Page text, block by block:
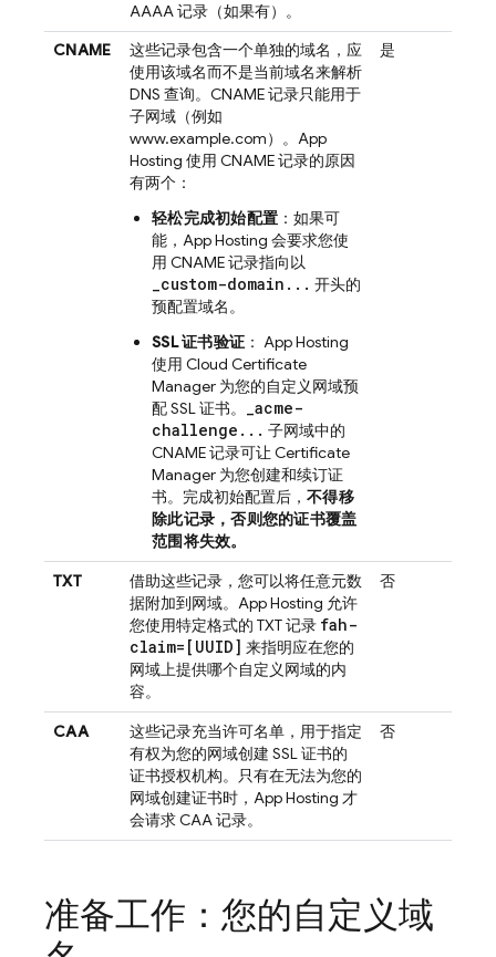
AAAA 记录（如果有）。
CNAME
这些记录包含一个单独的域名，应
使用该域名而不是当前域名来解析
DNS 查询。CNAME 记录只能用于
子网域（例如
www.example.com）。 App
Hosting 使用 CNAME 记录的原因
有两个：
轻松完成初始配置 ：如果可
能， App Hosting 会要求您使
用 CNAME 记录指向以
_custom-domain... 开头的
预配置域名。
SSL 证书验证 ： App Hosting
使用 Cloud Certificate
Manager 为您的自定义网域预
配 SSL 证书。 _acme-
challenge... 子网域中的
CNAME 记录可让 Certificate
Manager 为您创建和续订证
书。完成初始配置后， 不得移
除此记录 ，否则您的证书覆盖
范围将失效。
是
TXT
借助这些记录，您可以将任意元数
据附加到网域。 App Hosting 允许
您使用特定格式的 TXT 记录 fah-
claim=[UUID] 来指明应在您的
网域上提供哪个自定义网域的内
容。
否
CAA
这些记录充当许可名单，用于指定
有权为您的网域创建 SSL 证书的
证书授权机构。只有在无法为您的
网域创建证书时， App Hosting 才
会请求 CAA 记录。
否
准备工作：您的自定义域